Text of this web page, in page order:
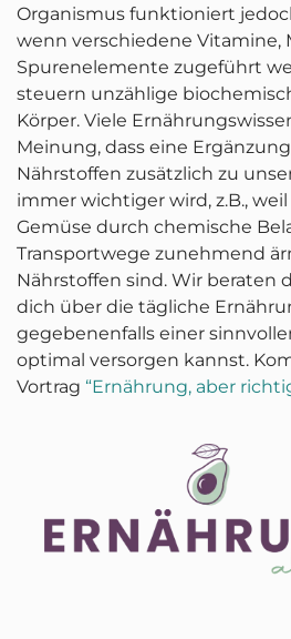
Organismus funktioniert
wenn verschiedene Vitamine,
Spurenelemente zugeführt
steuern unzählige
Körper. Viele
Meinung, dass eine
Nährstoffen zusätzlich zu
immer wichtiger wird, z.B.,
Gemüse durch chemische
Transportwege zunehmend
Nährstoffen sind. Wir beraten
dich über die tägliche
gegebenenfalls einer
optimal versorgen kannst.
Vortrag “Ernährung, aber